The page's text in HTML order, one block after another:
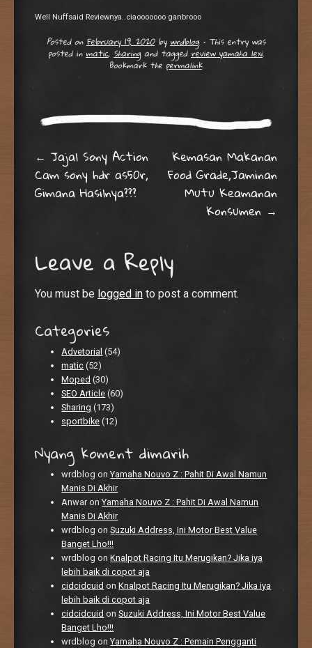
Well Nuffsaid Reviewnya..ciaooooooo ganbrooo
Posted on February 19, 2020by wrdblog • This entry was
posted in matic, Sharingand tagged review yamaha lexi.
Bookmark the permalink.
Post navigation
← Jajal Sony Action
Cam sony hdr as50r,
Gimana Hasilnya???
Kemasan Makanan
Food Grade,Jaminan
Mutu Keamanan
Konsumen →
Leave a Reply
You must be logged in to post a comment.
Categories
Advetorial (54)
matic (52)
Moped (30)
SEO Article (60)
Sharing (173)
sportbike (12)
Nyang koment dimarih
wrdblog onYamaha Nouvo Z : Pahit Di Awal Namun
Manis Di Akhir
Anwar onYamaha Nouvo Z : Pahit Di Awal Namun
Manis Di Akhir
wrdblog onSuzuki Address, Ini Motor Best Value
Banget Lho!!!
wrdblog onKnalpot Racing Itu Merugikan? Jika iya
lebih baik di copot aja
cidcidcuid onKnalpot Racing Itu Merugikan? Jika iya
lebih baik di copot aja
cidcidcuid onSuzuki Address, Ini Motor Best Value
Banget Lho!!!
wrdblog onYamaha Nouvo Z : Pemain Pengganti